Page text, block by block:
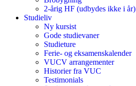
2-årig HF (udbydes ikke i år)
Studieliv
Ny kursist
Gode studievaner
Studieture
Ferie- og eksamenskalender
VUCV arrangementer
Historier fra VUC
Testimonials